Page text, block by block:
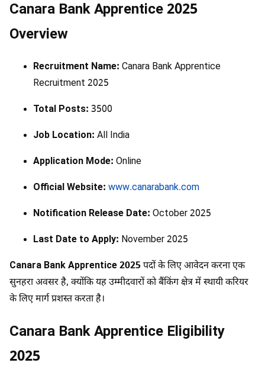
Canara Bank Apprentice 2025
Overview
Recruitment Name: Canara Bank Apprentice
Recruitment 2025
Total Posts: 3500
Job Location: All India
Application Mode: Online
Official Website: www.canarabank.com
Notification Release Date: October 2025
Last Date to Apply: November 2025
Canara Bank Apprentice 2025पदों के लिए आवेदन करना एक
सुनहरा अवसर है, क्योंकि यह उम्मीदवारों को बैंकिंग क्षेत्र में स्थायी करियर
के लिए मार्ग प्रशस्त करता है।
Canara Bank Apprentice Eligibility
2025